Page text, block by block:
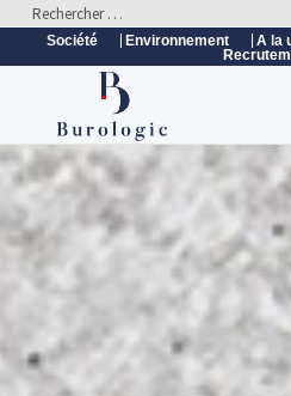
Société Environnement
A la